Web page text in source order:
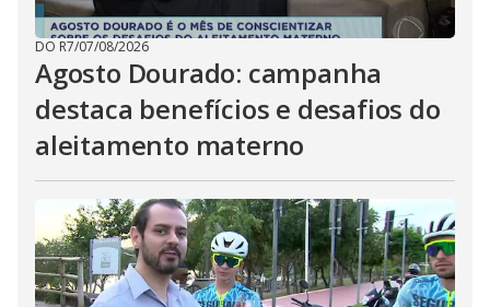
DO R7/07/08/2026
Agosto Dourado: campanha
destaca benefícios e desafios do
aleitamento materno